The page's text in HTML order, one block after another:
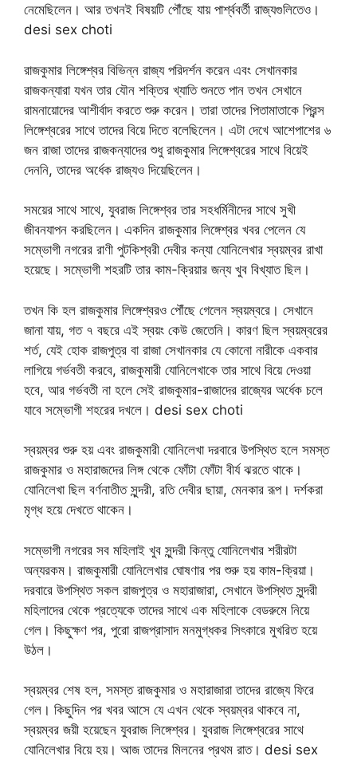
নেমেছিলেন। আর তখনই বিষয়টি পৌঁছে যায় পার্শ্ববর্তী রাজ্যগুলিতেও।
desi sex choti
রাজকুমার লিঙ্গেশ্বর বিভিন্ন রাজ্য পরিদর্শন করেন এবং সেখানকার
রাজকন্যারা যখন তার যৌন শক্তির খ্যাতি শুনতে পান তখন সেখানে
রামনায়োদের আশীর্বাদ করতে শুরু করেন। তারা তাদের পিতামাতাকে প্রিন্স
লিঙ্গেশ্বরের সাথে তাদের বিয়ে দিতে বলেছিলেন। এটা দেখে আশেপাশের ৬
জন রাজা তাদের রাজকন্যাদের শুধু রাজকুমার লিঙ্গেশ্বরের সাথে বিয়েই
দেননি, তাদের অর্ধেক রাজ্যও দিয়েছিলেন।
সময়ের সাথে সাথে, যুবরাজ লিঙ্গেশ্বর তার সহধর্মিনীদের সাথে সুখী
জীবনযাপন করছিলেন। একদিন রাজকুমার লিঙ্গেশ্বর খবর পেলেন যে
সম্ভোগী নগরের রাণী পুটকিশ্বরী দেবীর কন্যা যোনিলেখার স্বয়ম্বর রাখা
হয়েছে। সম্ভোগী শহরটি তার কাম-ক্রিয়ার জন্য খুব বিখ্যাত ছিল।
তখন কি হল রাজকুমার লিঙ্গেশ্বরও পৌঁছে গেলেন স্বয়ম্বরে। সেখানে
জানা যায়, গত ৭ বছরে এই স্বয়ং কেউ জেতেনি। কারণ ছিল স্বয়ম্বরের
শর্ত, যেই হোক রাজপুত্র বা রাজা সেখানকার যে কোনো নারীকে একবার
লাগিয়ে গর্ভবতী করবে, রাজকুমারী যোনিলেখাকে তার সাথে বিয়ে দেওয়া
হবে, আর গর্ভবতী না হলে সেই রাজকুমার-রাজাদের রাজ্যের অর্ধেক চলে
যাবে সম্ভোগী শহরের দখলে। desi sex choti
স্বয়ম্বর শুরু হয় এবং রাজকুমারী যোনিলেখা দরবারে উপস্থিত হলে সমস্ত
রাজকুমার ও মহারাজদের লিঙ্গ থেকে ফোঁটা ফোঁটা বীর্য ঝরতে থাকে।
যোনিলেখা ছিল বর্ণনাতীত সুন্দরী, রতি দেবীর ছায়া, মেনকার রূপ। দর্শকরা
মৃগ্ধ হয়ে দেখতে থাকেন।
সম্ভোগী নগরের সব মহিলাই খুব সুন্দরী কিন্তু যোনিলেখার শরীরটা
অন্যরকম। রাজকুমারী যোনিলেখার ঘোষণার পর শুরু হয় কাম-ক্রিয়া।
দরবারে উপস্থিত সকল রাজপুত্র ও মহারাজারা, সেখানে উপস্থিত সুন্দরী
মহিলাদের থেকে প্রত্যেকে তাদের সাথে এক মহিলাকে বেডরুমে নিয়ে
গেল। কিছুক্ষণ পর, পুরো রাজপ্রাসাদ মনমুগ্ধকর সিৎকারে মুখরিত হয়ে
উঠল।
স্বয়ম্বর শেষ হল, সমস্ত রাজকুমার ও মহারাজারা তাদের রাজ্যে ফিরে
গেল। কিছুদিন পর খবর আসে যে এখন থেকে স্বয়ম্বর থাকবে না,
স্বয়ম্বর জয়ী হয়েছেন যুবরাজ লিঙ্গেশ্বর। যুবরাজ লিঙ্গেশ্বরের সাথে
যোনিলেখার বিয়ে হয়। আজ তাদের মিলনের প্রথম রাত। desi sex